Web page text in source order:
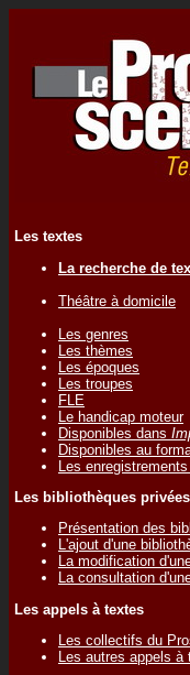
Les textes
La recherche de
Théâtre à domicile
Les genres
Les thèmes
Les époques
Les troupes
FLE
Le handicap moteur
Disponibles dans
Disponibles au
Les
Les bibliothèques privées
Présentation des
L'ajout d'une
La modification
La consultation
Les appels à textes
Les collectifs du
Les autres appels à